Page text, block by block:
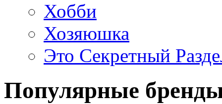
Хобби
Хозяюшка
Это Секретный
Популярные